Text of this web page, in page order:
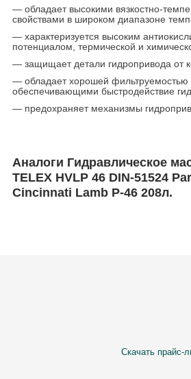
— обладает высокими вязкостно-
свойствами в широком диапазоне
— характеризуется высоким
потенциалом, термической и
— защищает детали гидропривода от
— обладает хорошей фильтруемостью
обеспечивающими быстродействие
— предохраняет механизмы
Аналоги Гидравлическое
TELEX HVLP 46 DIN-51524
Cincinnati Lamb P-46 208л.
Скачать прайс-